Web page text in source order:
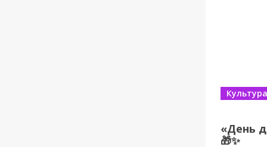
«День
🎁✨
Культура